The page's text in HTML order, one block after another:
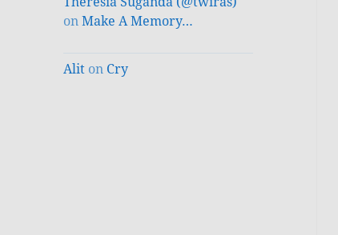
onMake A Memory…
Alit on Cry